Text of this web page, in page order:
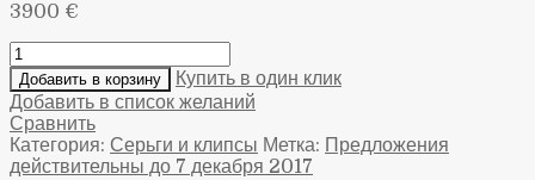
3900 €
Добавить в корзину
Купить в один клик
Добавить в список желаний
Сравнить
Категория: Серьги и клипсы Метка: Предложения
действительны до 7 декабря 2017